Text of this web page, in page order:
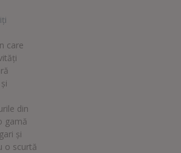
care
din
gamă
și
o scurtă